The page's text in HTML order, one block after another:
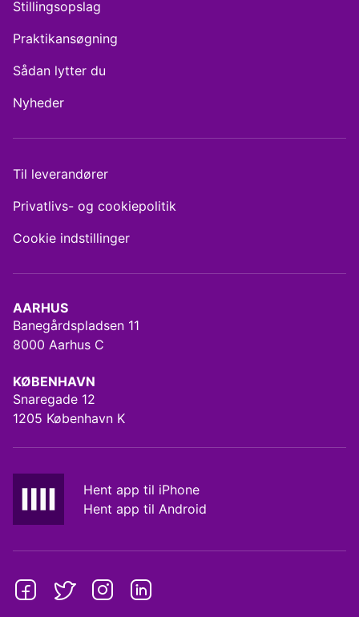
AARHUS
Banegårdspladsen 11
8000 Aarhus C
KØBENHAVN
Snaregade 12
1205 København K
Hent app til iPhone
Hent app til Android
Stillingsopslag
Praktikansøgning
Sådan lytter du
Nyheder
Til leverandører
Privatlivs- og cookiepolitik
Cookie indstillinger